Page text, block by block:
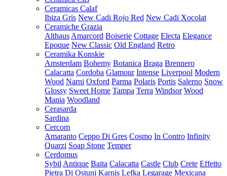
Ceramicas Calaf
Ibiza Gris New Cadi Rojo Red New Cadi Xocolat
Ceramiche Grazia
Althaus Amarcord Boiserie Cottage Electa Elegance
Epoque New Classic Old England Retro
Ceramika Konskie
Amsterdam Bohemy Botanica Braga Brennero
Calacatta Cordoba Glamour Intense Liverpool Modern
Wood Narni Oxford Parma Polaris Portis Salerno Snow
Glossy Sweet Home Tampa Terra Windsor Wood
Mania Woodland
Cerasarda
Sardina
Cercom
Amaranto Ceppo Di Gres Cosmo In Contro Infinity
Quarzi Soap Stone Temper
Cerdomus
Sybil Antique Baita Calacatta Castle Club Crete Effetto
Pietra Di Ostuni Karnis Lefka Legarage Mexicana